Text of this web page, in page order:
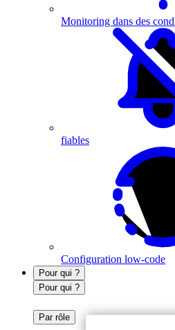
Monitoring dans des
fiables
Configuration low-code
Pour qui ?
Pour qui ?
Par rôle